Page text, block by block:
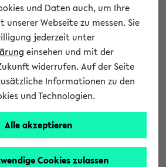
und Daten auch, um Ihre
Webseite zu messen. Sie
jederzeit unter
einsehen und mit der
widerrufen. Auf der Seite
Informationen zu den
und Technologien.
Alle akzeptieren
Cookies zulassen